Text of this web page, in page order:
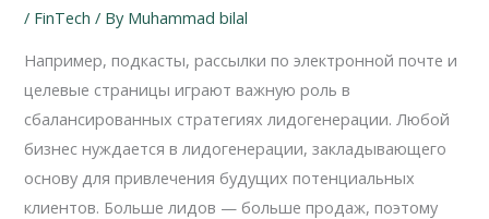
/ FinTech / By Muhammad bilal
Например, подкасты, рассылки по электронной почте и
целевые страницы играют важную роль в
сбалансированных стратегиях лидогенерации. Любой
бизнес нуждается в лидогенерации, закладывающего
основу для привлечения будущих потенциальных
клиентов. Больше лидов — больше продаж, поэтому